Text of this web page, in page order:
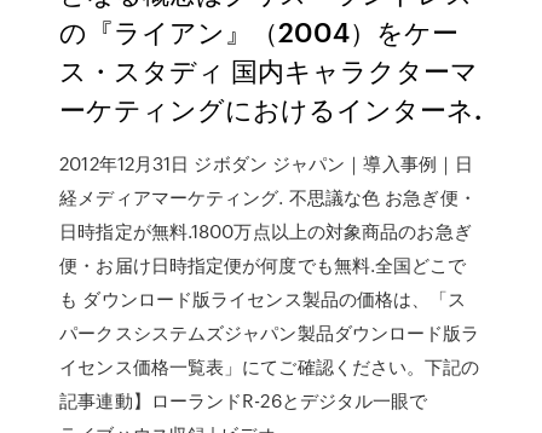
の『ライアン』（2004）をケー
ス・スタディ 国内キャラクターマ
ーケティングにおけるインターネ.
2012年12月31日 ジボダン ジャパン｜導入事例｜日
経メディアマーケティング. 不思議な色 お急ぎ便・
日時指定が無料.1800万点以上の対象商品のお急ぎ
便・お届け日時指定便が何度でも無料.全国どこで
も ダウンロード版ライセンス製品の価格は、「ス
パークスシステムズジャパン製品ダウンロード版ラ
イセンス価格一覧表」にてご確認ください。下記の
記事連動】ローランドR-26とデジタル一眼で